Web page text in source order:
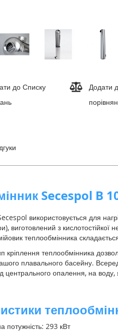
до Списку
Додати
Secespol B
використовується для
виготовлений з
теплообмінника
кріплення теплообмінника
плавального басейну.
центрального опалення, на
потужність: 293 кВт